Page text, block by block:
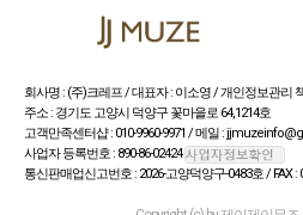
회사명 : (주)크레프 / 대표자 : 이소영 / 개인정보관리
주소 : 경기도 고양시 덕양구 꽃마을로 64,1214호
고객만족센터샵 : 010-9960-9971 / 메일 :
사업자 등록번호 : 890-86-02424
통신판매업신고번호 : 2026-고양덕양구-0483호 / FAX :